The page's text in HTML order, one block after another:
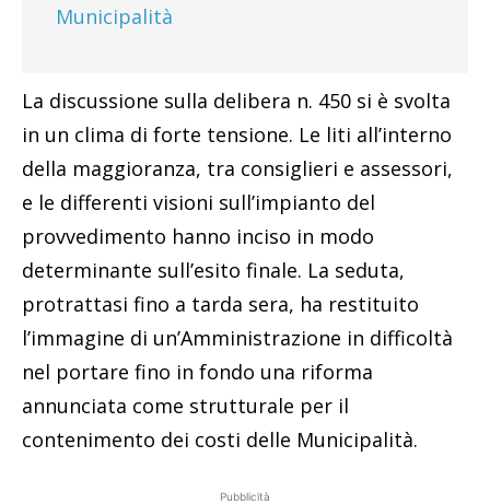
Municipalità
La discussione sulla delibera n. 450 si è svolta
in un clima di forte tensione. Le liti all’interno
della maggioranza, tra consiglieri e assessori,
e le differenti visioni sull’impianto del
provvedimento hanno inciso in modo
determinante sull’esito finale. La seduta,
protrattasi fino a tarda sera, ha restituito
l’immagine di un’Amministrazione in difficoltà
nel portare fino in fondo una riforma
annunciata come strutturale per il
contenimento dei costi delle Municipalità.
Pubblicità